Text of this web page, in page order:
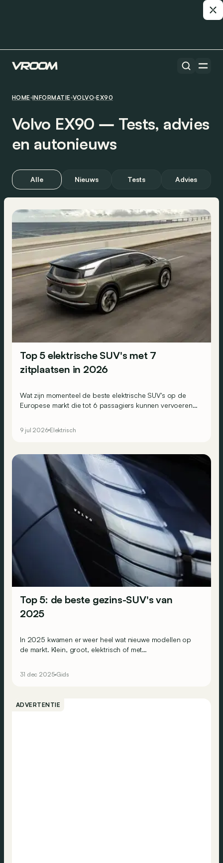
HOME INFORMATIE VOLVO EX90
Volvo EX90 ― Tests, advies
en autonieuws
Alle Nieuws Tests Advies
Top 5 elektrische SUV's met 7
zitplaatsen in 2026
Wat zijn momenteel de beste elektrische SUV's op de
Europese markt die tot 6 passagiers kunnen vervoeren?
9 jul 2026 Elektrisch
Top 5: de beste gezins-SUV's van
2025
In 2025 kwamen er weer heel wat nieuwe modellen op
de markt. Klein, groot, elektrisch of met
31 dec 2025 Gids
ADVERTENTIE